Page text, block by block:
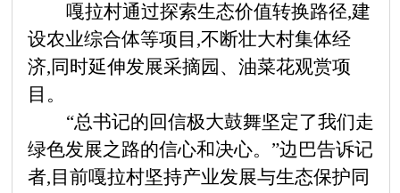
嘎拉村通过探索生态价值转换路径,建
设农业综合体等项目,不断壮大村集体经
济,同时延伸发展采摘园、油菜花观赏项
目。
“总书记的回信极大鼓舞坚定了我们走
绿色发展之路的信心和决心。”边巴告诉记
者,目前嘎拉村坚持产业发展与生态保护同